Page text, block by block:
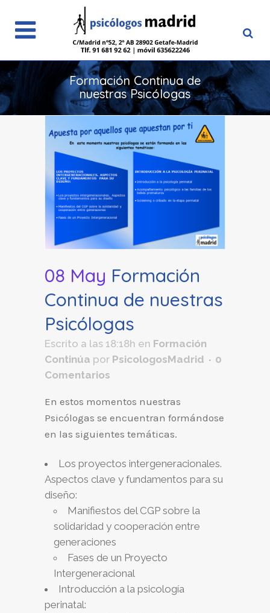
Formación Continua de
nuestras Psicólogas
08 May Formación
Continua de nuestras
Psicólogas
Escrito a las 18:18h en Formación
Continúa por PsicologosMadrid
0
Comentarios
En estos momentos nuestras
Psicólogas se encuentran formándose
en las siguientes temáticas.
Los proyectos intergeneracionales.
Aspectos clave y fundamentos para su
diseño:
Manifiestos del CGP sobre la
solidaridad y cooperación entre
generaciones
Fases de un Proyecto
Intergeneracional
Introducción a la psicología
perinatal: